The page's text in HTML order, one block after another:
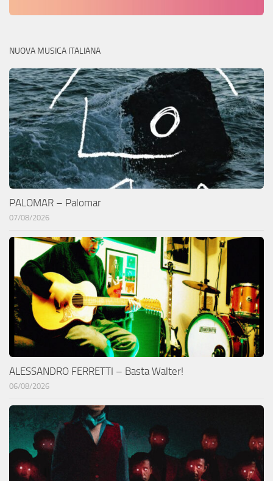
NUOVA MUSICA ITALIANA
PALOMAR – Palomar
07/08/2026
ALESSANDRO FERRETTI – Basta Walter!
06/08/2026